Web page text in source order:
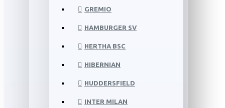
GREMIO
HAMBURGER SV
HERTHA BSC
HIBERNIAN
HUDDERSFIELD
INTER MILAN